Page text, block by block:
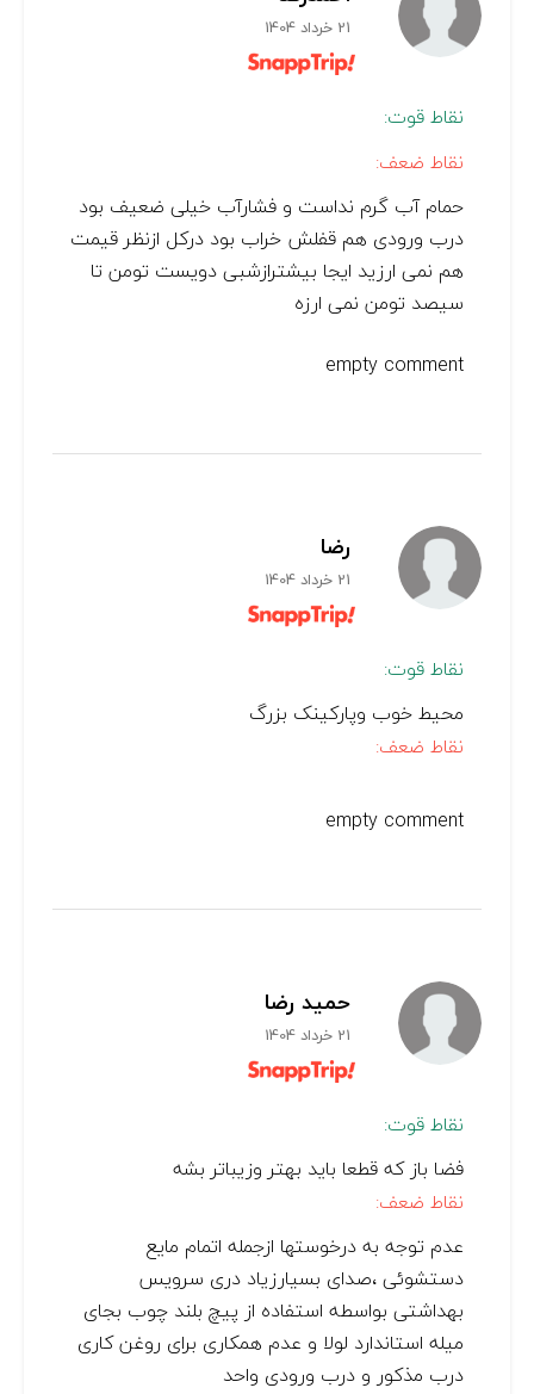
21 خرداد 1404
نقاط قوت:
نقاط ضعف:
حمام آب گرم نداست و فشارآب خیلی ضعیف بود
درب ورودی هم قفلش خراب بود درکل ازنظر قیمت
هم نمی ارزید ایجا بیشترازشبی دویست تومن تا
سیصد تومن نمی ارزه
empty comment
رضا
21 خرداد 1404
نقاط قوت:
محیط خوب وپارکینک بزرگ
نقاط ضعف:
empty comment
حمید رضا
21 خرداد 1404
نقاط قوت:
فضا باز که قطعا باید بهتر وزیباتر بشه
نقاط ضعف:
عدم توجه به درخوستها ازجمله اتمام مایع
دستشوئی ،صدای بسیارزیاد دری سرویس
بهداشتی بواسطه استفاده از پیچ بلند چوب بجای
میله استاندارد لولا و عدم همکاری برای روغن کاری
درب مذکور و درب ورودی واحد